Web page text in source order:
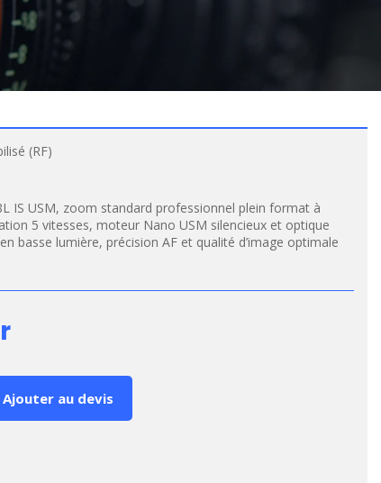
(RF)
IS USM, zoom standard professionnel plein format à
5 vitesses, moteur Nano USM silencieux et optique
basse lumière, précision AF et qualité d’image optimale
Ajouter au devis